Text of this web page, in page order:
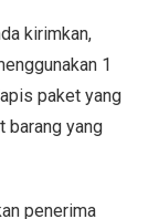
kirimkan,
1
paket yang
barang yang
penerima